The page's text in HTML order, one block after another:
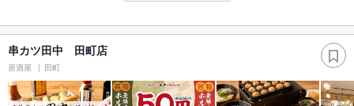
串カツ田中 田町店
居酒屋 田町